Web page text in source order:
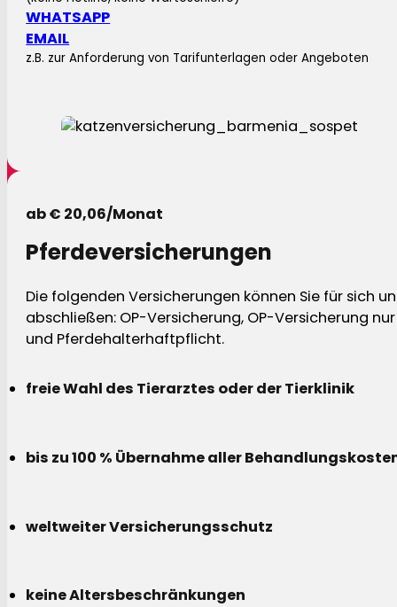
WHATSAPP
EMAIL
z.B. zur Anforderung von Tarifunterlagen oder Angeboten
ab € 20,06/Monat
Pferdeversicherungen
Die folgenden Versicherungen können Sie für sich
abschließen: OP-Versicherung, OP-Versicherung
und Pferdehalterhaftpflicht.
freie Wahl des Tierarztes oder der Tierklinik
bis zu 100 % Übernahme aller
weltweiter Versicherungsschutz
keine Altersbeschränkungen